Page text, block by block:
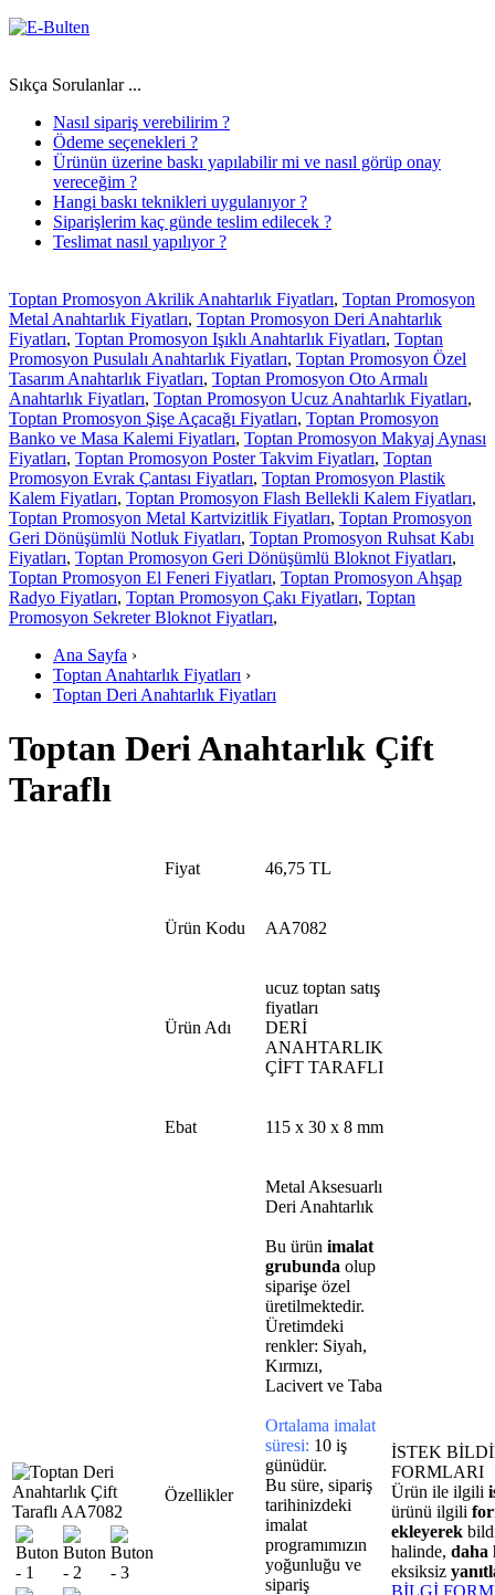
Sıkça Sorulanlar ...
Nasıl sipariş verebilirim ?
Ödeme seçenekleri ?
Ürünün üzerine baskı yapılabilir mi ve nasıl görüp onay
vereceğim ?
Hangi baskı teknikleri uygulanıyor ?
Siparişlerim kaç günde teslim edilecek ?
Teslimat nasıl yapılıyor ?
Toptan Promosyon Akrilik Anahtarlık Fiyatları, Toptan Promosyon
Metal Anahtarlık Fiyatları, Toptan Promosyon Deri Anahtarlık
Fiyatları, Toptan Promosyon Işıklı Anahtarlık Fiyatları, Toptan
Promosyon Pusulalı Anahtarlık Fiyatları, Toptan Promosyon Özel
Tasarım Anahtarlık Fiyatları, Toptan Promosyon Oto Armalı
Anahtarlık Fiyatları, Toptan Promosyon Ucuz Anahtarlık Fiyatları,
Toptan Promosyon Şişe Açacağı Fiyatları, Toptan Promosyon
Banko ve Masa Kalemi Fiyatları, Toptan Promosyon Makyaj Aynası
Fiyatları, Toptan Promosyon Poster Takvim Fiyatları, Toptan
Promosyon Evrak Çantası Fiyatları, Toptan Promosyon Plastik
Kalem Fiyatları, Toptan Promosyon Flash Bellekli Kalem Fiyatları,
Toptan Promosyon Metal Kartvizitlik Fiyatları, Toptan Promosyon
Geri Dönüşümlü Notluk Fiyatları, Toptan Promosyon Ruhsat Kabı
Fiyatları, Toptan Promosyon Geri Dönüşümlü Bloknot Fiyatları,
Toptan Promosyon El Feneri Fiyatları, Toptan Promosyon Ahşap
Radyo Fiyatları, Toptan Promosyon Çakı Fiyatları, Toptan
Promosyon Sekreter Bloknot Fiyatları,
Ana Sayfa ›
Toptan Anahtarlık Fiyatları ›
Toptan Deri Anahtarlık Fiyatları
Toptan Deri Anahtarlık Çift
Taraflı
Fiyat 46,75 TL
Ürün Kodu AA7082
Ürün Adı
ucuz toptan satış
fiyatları
DERİ
ANAHTARLIK
ÇİFT TARAFLI
Ebat 115 x 30 x 8 mm
Özellikler
Metal Aksesuarlı
Deri Anahtarlık
Bu ürün imalat
grubunda olup
siparişe özel
üretilmektedir.
Üretimdeki
renkler: Siyah,
Kırmızı,
Lacivert ve Taba
Ortalama imalat
süresi: 10 iş
günüdür.
Bu süre, sipariş
tarihinizdeki
imalat
programımızın
yoğunluğu ve
sipariş
İSTEK
FORMLARI
Ürün ile ilgili
ürünü ilgili
ekleyerek
halinde, daha
eksiksiz
BİLGİ